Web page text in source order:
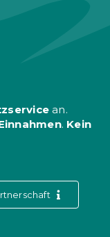
an.
. Kein